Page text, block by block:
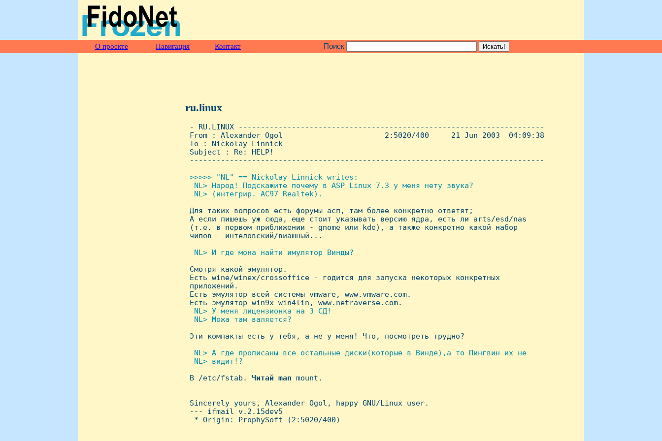
О проекте Навигация Контакт Поиск
ru.linux
- RU.LINUX ---------------------------------------------------------------------
From : Alexander Ogol                       2:5020/400     21 Jun 2003  04:09:38
To : Nickolay Linnick
Subject : Re: HELP!
--------------------------------------------------------------------------------
>>>>> "NL" == Nickolay Linnick writes:
  NL> Hаpод! Подскажите почему в ASP Linux 7.3 у меня нету звука?
  NL> (интегpиp. АС97 Realtek).
Для таких вопросов есть форумы асп, там более конкретно ответят;
А если пишешь уж сюда, еще стоит указывать версию ядра, есть ли arts/esd/nas
(т.е. в первом приближении - gnome или kde), а также конкретно какой набор
чипов - интеловский/виашный...
NL> И где мона найти имулятоp Винды?
Смотря какой эмулятор.
Есть wine/winex/crossoffice - годится для запуска некоторых конкретных
приложений.
Есть эмулятор всей системы vmware, www.vmware.com.
Есть эмулятор win9x win4lin, www.netraverse.com.
NL> У меня лицензионка на 3 СД!
  NL> Можа там валяется?
Эти компакты есть у тебя, а не у меня! Что, посмотреть трудно?
NL> А где пpописаны все остальные диски(котоpые в Винде),а то Пингвин их не
  NL> видит!?
В /etc/fstab. Читай man mount.
--
Sincerely yours, Alexander Ogol, happy GNU/Linux user.
--- ifmail v.2.15dev5
  * Origin: ProphySoft (2:5020/400)